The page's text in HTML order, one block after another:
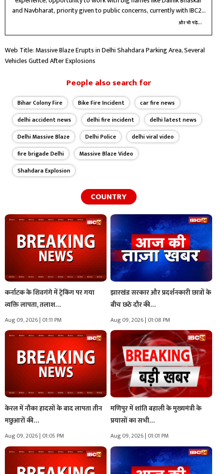
and Navbharat, priority given to public concerns, currently with IBC24
और भी पढ़ें...
Web Title: Massive Blaze Erupts in Delhi Shahdara Parking Area, Several
Vehicles Gutted After Explosions
People also search for
Bihar Colony Fire Bike Fire Incident
car fire news
delhi accident news
delhi fire incident
delhi latest news
Delhi Massive Blaze
Delhi Police
delhi viral video
fire brigade Delhi
Massive Blaze Video
Shahdara Explosion
COUNTRY
कर्नाटक के शिवगंगे में ट्रेकिंग पर गया
व्यक्ति लापता, तलाश…
Aug 09, 2026 | 01:11 PM
झारखंड सरकार और प्रदर्शनकारी छात्रों के
बीच छठे दौर की…
Aug 09, 2026 | 01:08 PM
केरल में नौका हादसों के बाद लापता तीन
मछुआरों की…
Aug 09, 2026 | 01:05 PM
मणिपुर में शांति बहाली के मुख्यमंत्री के
प्रयासों का सभी…
Aug 09, 2026 | 01:01 PM